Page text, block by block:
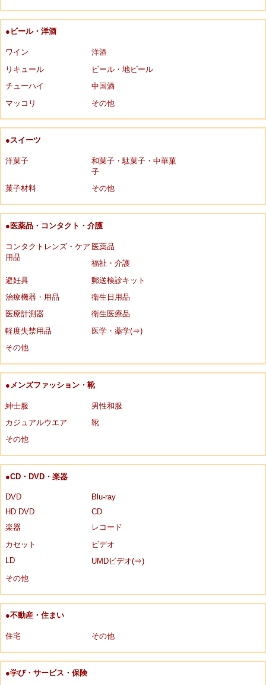
●ビール・洋酒
ワイン
洋酒
リキュール
ビール・地ビール
チューハイ
中国酒
マッコリ
その他
●スイーツ
洋菓子
和菓子・駄菓子・中華菓
子
菓子材料
その他
●医薬品・コンタクト・介護
コンタクトレンズ・ケア
用品
医薬品
福祉・介護
避妊具
郵送検診キット
治療機器・用品
衛生日用品
医療計測器
衛生医療品
軽度失禁用品
医学・薬学(⇒)
その他
●メンズファッション・靴
紳士服
男性和服
カジュアルウエア
靴
その他
●CD・DVD・楽器
DVD
Blu-ray
HD DVD
CD
楽器
レコード
カセット
ビデオ
LD
UMDビデオ(⇒)
その他
●不動産・住まい
住宅 その他
●学び・サービス・保険